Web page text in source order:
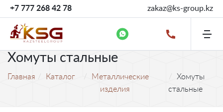
+7 777 268 42 78 zakaz@ks-group.kz
Хомуты стальные
Главная Каталог
Металлические
изделия
Хомуты
стальные